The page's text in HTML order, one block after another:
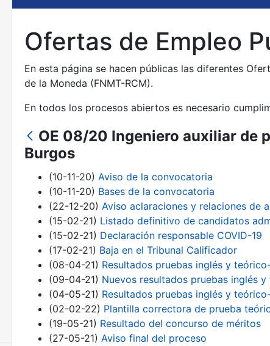
Mostrar/Ocultar
Mostrar/Ocultar
Mostrar/Ocultar
Mostrar/Ocultar
Ofertas de Empleo
En esta página se hacen públicas las diferentes
de la Moneda (FNMT-RCM).
En todos los procesos abiertos es necesario
OE 08/20 Ingeniero auxiliar de
Burgos
(10-11-20) Aviso de la convocatoria
(10-11-20) Bases de la convocatoria
(22-12-20) Aviso aclaraciones y relaciones de
(15-02-21) Listado definitivo de candidatos
(15-02-21) Declaración responsable COVID-19
(17-02-21) Baja en el Tribunal Calificador
(08-04-21) Resultados pruebas inglés y
(09-04-21) Nuevos resultados pruebas inglés
(04-05-21) Resultados pruebas inglés y
(02-02-22) Plantilla correctora de prueba
(19-05-21) Resultado del concurso de méritos
(27-05-21) Aviso final del proceso